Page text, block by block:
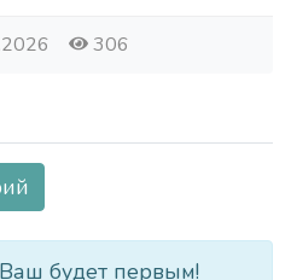
306
будет первым!